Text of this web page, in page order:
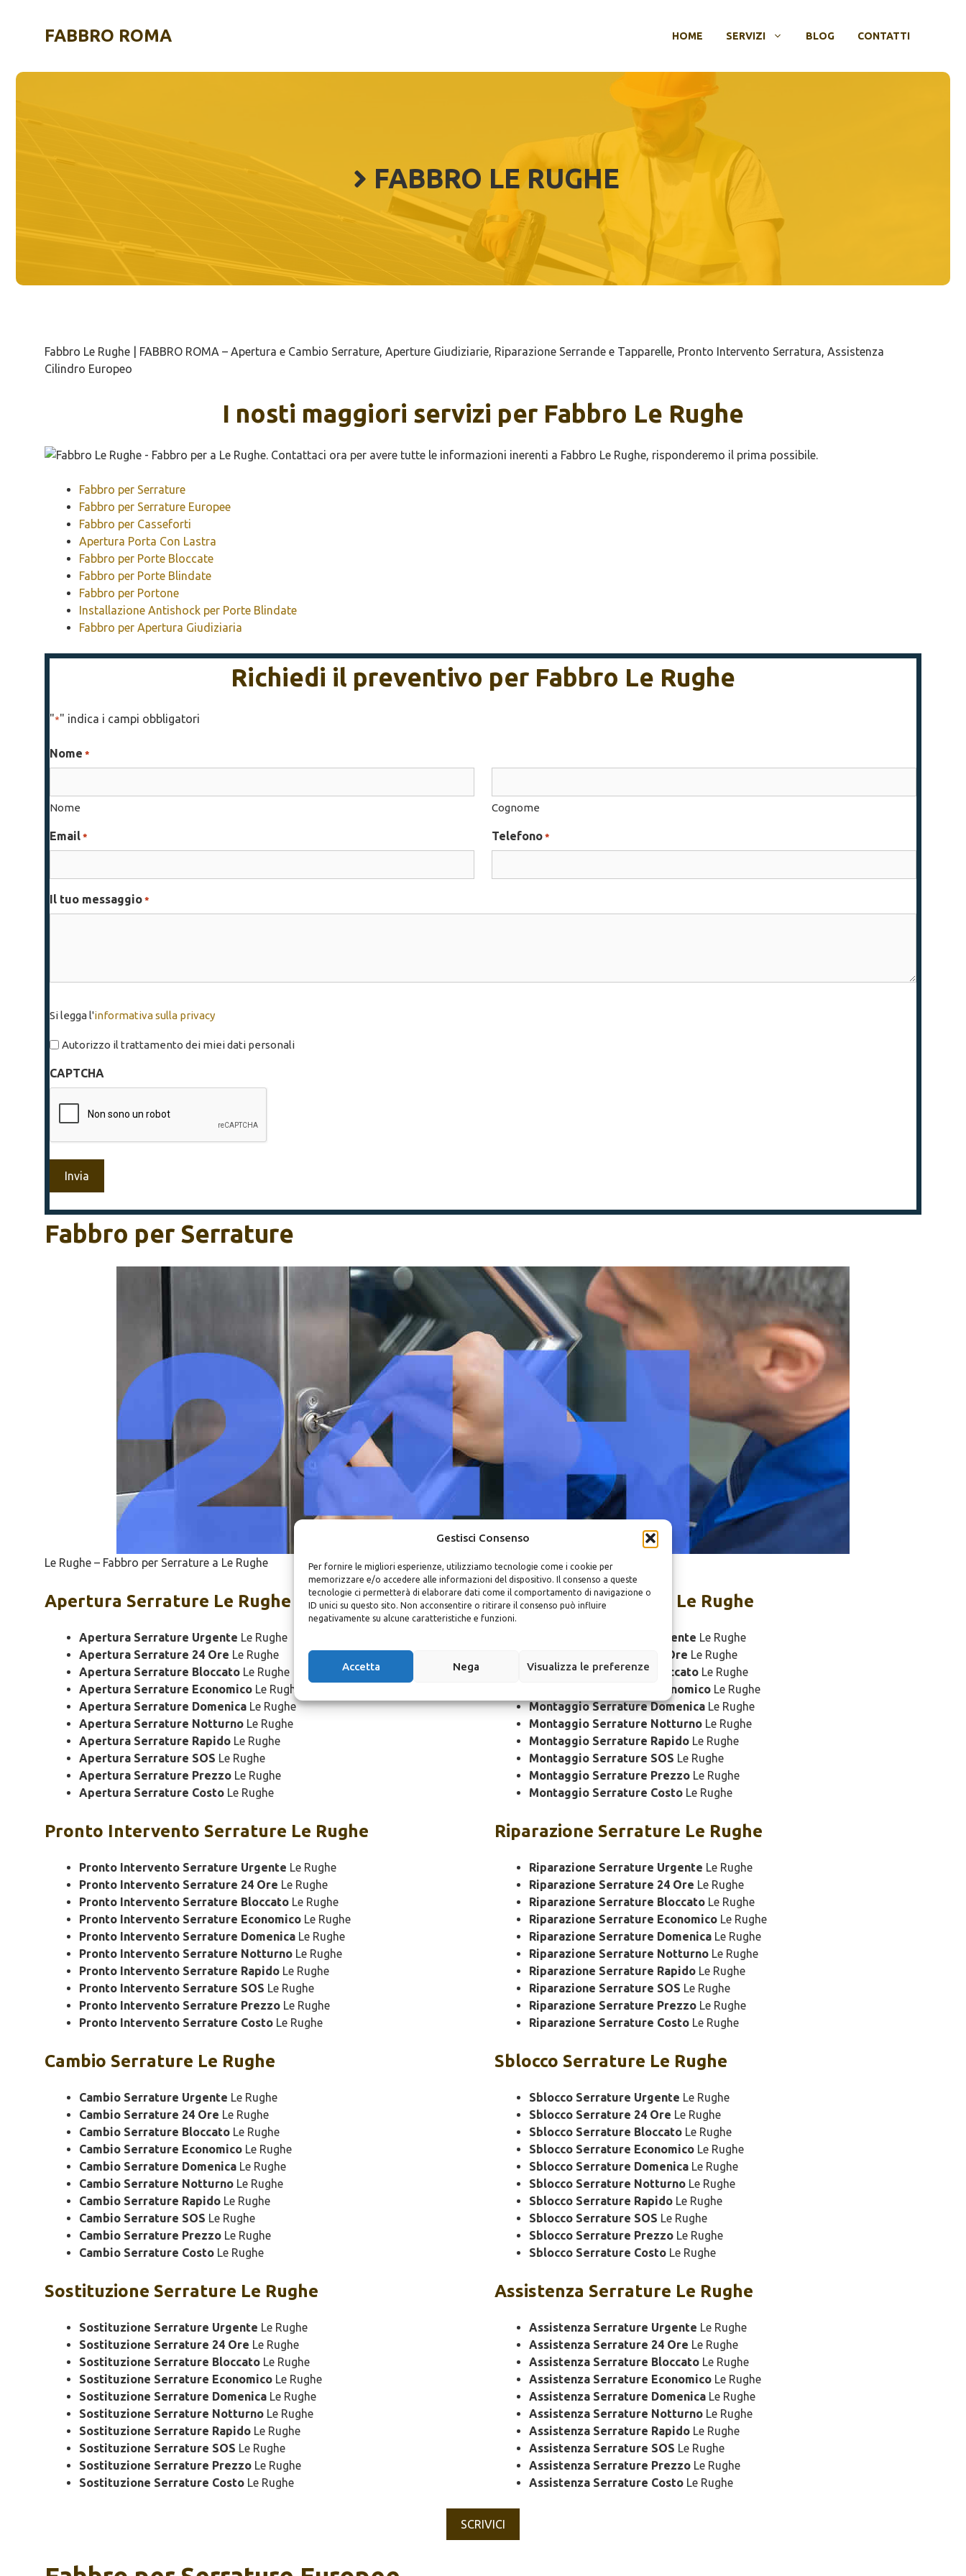
Gestisci Consenso
Per fornire le migliori esperienze, utilizziamo tecnologie come i cookie per
memorizzare e/o accedere alle informazioni del dispositivo. Il consenso a queste
tecnologie ci permetterà di elaborare dati come il comportamento di navigazione o
ID unici su questo sito. Non acconsentire o ritirare il consenso può influire
negativamente su alcune caratteristiche e funzioni.
Accetta Nega Visualizza le preferenze
contenutoFABBRO ROMA HOME SERVIZI BLOG CONTATTI
FABBRO LE RUGHE
Fabbro Le Rughe | FABBRO ROMA – Apertura e Cambio Serrature, Aperture Giudiziarie, Riparazione Serrande e Tapparelle, Pronto Intervento Serratura, Assistenza
Cilindro Europeo
I nosti maggiori servizi per Fabbro Le Rughe
Fabbro per Serrature
Fabbro per Serrature Europee
Fabbro per Casseforti
Apertura Porta Con Lastra
Fabbro per Porte Bloccate
Fabbro per Porte Blindate
Fabbro per Portone
Installazione Antishock per Porte Blindate
Fabbro per Apertura Giudiziaria
Richiedi il preventivo per Fabbro Le Rughe
"*" indica i campi obbligatori
Nome *
Nome Cognome
Email * Telefono *
Il tuo messaggio *
legga
l'informativa
privacy
Si legga l'informativa sulla privacy
Autorizzo il trattamento dei miei dati personali
CAPTCHA
Fabbro per Serrature
Le Rughe – Fabbro per Serrature a Le Rughe
Apertura Serrature Le Rughe
Apertura Serrature Urgente Le Rughe
Apertura Serrature 24 Ore Le Rughe
Apertura Serrature Bloccato Le Rughe
Apertura Serrature Economico Le Rughe
Apertura Serrature Domenica Le Rughe
Apertura Serrature Notturno Le Rughe
Apertura Serrature Rapido Le Rughe
Apertura Serrature SOS Le Rughe
Apertura Serrature Prezzo Le Rughe
Apertura Serrature Costo Le Rughe
Pronto Intervento Serrature Le Rughe
Pronto Intervento Serrature Urgente Le Rughe
Pronto Intervento Serrature 24 Ore Le Rughe
Pronto Intervento Serrature Bloccato Le Rughe
Pronto Intervento Serrature Economico Le Rughe
Pronto Intervento Serrature Domenica Le Rughe
Pronto Intervento Serrature Notturno Le Rughe
Pronto Intervento Serrature Rapido Le Rughe
Pronto Intervento Serrature SOS Le Rughe
Pronto Intervento Serrature Prezzo Le Rughe
Pronto Intervento Serrature Costo Le Rughe
Cambio Serrature Le Rughe
Cambio Serrature Urgente Le Rughe
Cambio Serrature 24 Ore Le Rughe
Cambio Serrature Bloccato Le Rughe
Cambio Serrature Economico Le Rughe
Cambio Serrature Domenica Le Rughe
Cambio Serrature Notturno Le Rughe
Cambio Serrature Rapido Le Rughe
Cambio Serrature SOS Le Rughe
Cambio Serrature Prezzo Le Rughe
Cambio Serrature Costo Le Rughe
Sostituzione Serrature Le Rughe
Sostituzione Serrature Urgente Le Rughe
Sostituzione Serrature 24 Ore Le Rughe
Sostituzione Serrature Bloccato Le Rughe
Sostituzione Serrature Economico Le Rughe
Sostituzione Serrature Domenica Le Rughe
Sostituzione Serrature Notturno Le Rughe
Sostituzione Serrature Rapido Le Rughe
Sostituzione Serrature SOS Le Rughe
Sostituzione Serrature Prezzo Le Rughe
Sostituzione Serrature Costo Le Rughe
MontaggioSerrature Le Rughe
Montaggio Serrature Urgente Le Rughe
Montaggio Serrature 24 Ore Le Rughe
Montaggio Serrature BloccatoLe Rughe
Montaggio Serrature EconomicoLe Rughe
Montaggio Serrature DomenicaLe Rughe
Montaggio Serrature NotturnoLe Rughe
Montaggio Serrature RapidoLe Rughe
Montaggio Serrature SOS Le Rughe
Montaggio Serrature PrezzoLe Rughe
Montaggio Serrature CostoLe Rughe
Riparazione Serrature Le Rughe
Riparazione Serrature Urgente Le Rughe
Riparazione Serrature 24 Ore Le Rughe
Riparazione Serrature BloccatoLe Rughe
Riparazione Serrature EconomicoLe Rughe
Riparazione Serrature DomenicaLe Rughe
Riparazione Serrature NotturnoLe Rughe
Riparazione Serrature RapidoLe Rughe
Riparazione Serrature SOS Le Rughe
Riparazione Serrature PrezzoLe Rughe
Riparazione Serrature CostoLe Rughe
Sblocco Serrature Le Rughe
Sblocco Serrature Urgente Le Rughe
Sblocco Serrature 24 Ore Le Rughe
Sblocco Serrature BloccatoLe Rughe
Sblocco Serrature EconomicoLe Rughe
Sblocco Serrature DomenicaLe Rughe
Sblocco Serrature NotturnoLe Rughe
Sblocco Serrature RapidoLe Rughe
Sblocco Serrature SOS Le Rughe
Sblocco Serrature PrezzoLe Rughe
Sblocco Serrature CostoLe Rughe
Assistenza Serrature Le Rughe
Assistenza Serrature Urgente Le Rughe
Assistenza Serrature 24 Ore Le Rughe
Assistenza Serrature BloccatoLe Rughe
Assistenza Serrature EconomicoLe Rughe
Assistenza Serrature DomenicaLe Rughe
Assistenza Serrature NotturnoLe Rughe
Assistenza Serrature RapidoLe Rughe
Assistenza Serrature SOS Le Rughe
Assistenza Serrature PrezzoLe Rughe
Assistenza Serrature CostoLe Rughe
SCRIVICI